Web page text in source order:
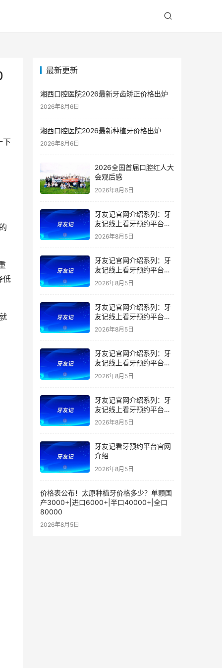
下
低
最新更新
湘西口腔医院2026最新牙齿矫正价格出炉
2026年8月6日
湘西口腔医院2026最新种植牙价格出炉
2026年8月6日
2026全国首届口腔红人大
会观后感
2026年8月6日
牙友记官网介绍系列：牙
友记线上看牙预约平台是
干什么的？靠谱吗？
2026年8月5日
牙友记官网介绍系列：牙
友记线上看牙预约平台让
看牙不再靠运气
2026年8月5日
牙友记官网介绍系列：牙
友记线上看牙预约平台打
破口腔行业专业壁垒新手
2026年8月5日
牙友记官网介绍系列：牙
友记线上看牙预约平台落
地同城就诊经验打破未知
2026年8月5日
牙友记官网介绍系列：牙
友记线上看牙预约平台的
优势在哪里？
2026年8月5日
牙友记看牙预约平台官网
介绍
2026年8月5日
价格表公布！太原种植牙价格多少？单颗国
产3000+|进口6000+|半口40000+|全口
80000
2026年8月5日